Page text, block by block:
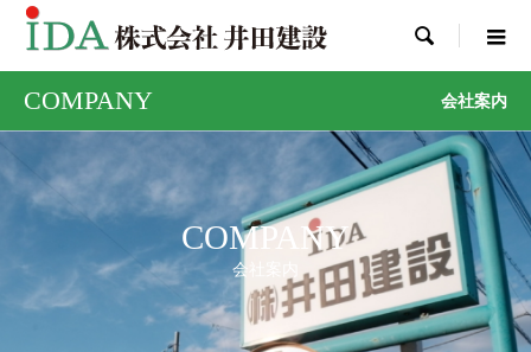

COMPANY 会社案内
COMPANY
会社案内